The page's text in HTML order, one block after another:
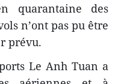
quarantaine des
n’ont pas pu être
prévu.
Le Anh Tuan a